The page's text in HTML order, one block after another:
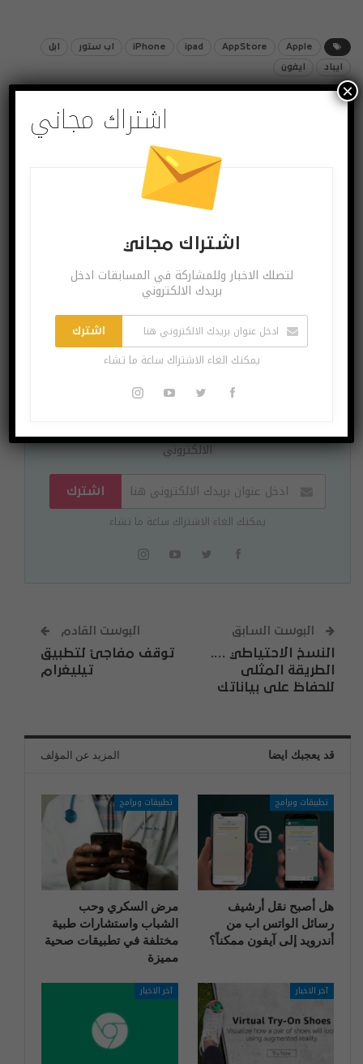
Apple
AppStore
ipad
iPhone اب ستور ابل
ايباد ايفون
اشتراك مجاني
لتصلك الاخبار وللمشاركة في المسابقات ادخل بريدك
الالكتروني
اشترك
يمكنك الغاء الاشتراك ساعة ما تشاء
البوست السابق
النسخ الاحتياطي ….
الطريقة المثلى
للحفاظ على بياناتك
البوست القادم
توقف مفاجئ لتطبيق
تيليغرام
قد يعجبك ايضا المزيد عن المؤلف
تطبيقات وبرامج
هل أصبح نقل أرشيف
رسائل الواتس اب من
أندرويد إلى آيفون ممكناً؟
تطبيقات وبرامج
مرض السكري وحب
الشباب واستشارات طبية
مختلفة في تطبيقات صحية
مميزة
آخر الاخبار آخر الاخبار
اشتراك مجاني
اشتراك مجاني
لتصلك الاخبار وللمشاركة في المسابقات ادخل
بريدك الالكتروني
اشترك
يمكنك الغاء الاشتراك ساعة ما تشاء
×